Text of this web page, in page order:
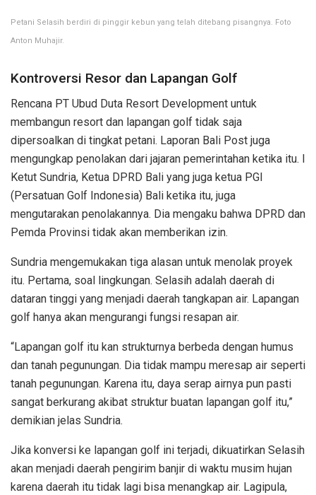
Petani Selasih berdiri di pinggir kebun yang telah ditebang pisangnya. Foto
Anton Muhajir.
Kontroversi Resor dan Lapangan Golf
Rencana PT Ubud Duta Resort Development untuk
membangun resort dan lapangan golf tidak saja
dipersoalkan di tingkat petani. Laporan Bali Post juga
mengungkap penolakan dari jajaran pemerintahan ketika itu. I
Ketut Sundria, Ketua DPRD Bali yang juga ketua PGI
(Persatuan Golf Indonesia) Bali ketika itu, juga
mengutarakan penolakannya. Dia mengaku bahwa DPRD dan
Pemda Provinsi tidak akan memberikan izin.
Sundria mengemukakan tiga alasan untuk menolak proyek
itu. Pertama, soal lingkungan. Selasih adalah daerah di
dataran tinggi yang menjadi daerah tangkapan air. Lapangan
golf hanya akan mengurangi fungsi resapan air.
“Lapangan golf itu kan strukturnya berbeda dengan humus
dan tanah pegunungan. Dia tidak mampu meresap air seperti
tanah pegunungan. Karena itu, daya serap airnya pun pasti
sangat berkurang akibat struktur buatan lapangan golf itu,”
demikian jelas Sundria.
Jika konversi ke lapangan golf ini terjadi, dikuatirkan Selasih
akan menjadi daerah pengirim banjir di waktu musim hujan
karena daerah itu tidak lagi bisa menangkap air. Lagipula,